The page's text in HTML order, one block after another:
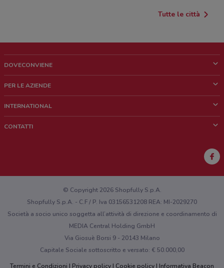
Tutte le città
DOVECONVIENE
Chi siamo
Lavora con noi
PER LE AZIENDE
Richieste commerciali e marketing
INTERNATIONAL
CONTATTI
Hai un malfunzionamento sul web o sull'app?
© Copyright 2026 Shopfully S.p.A.
Shopfully S.p.A. - C.F / P. Iva 03156531208 REA: MI-2029270
Società a socio unico soggetta all’attività di direzione e coordinamento di
MEDIA Central Holding GmbH
Via Giosuè Borsi 9 - 20143 Milano
Capitale Sociale sottoscritto e versato: € 50.000,00
Termini e Condizioni
Privacy policy Cookie policy Informativa Beacon